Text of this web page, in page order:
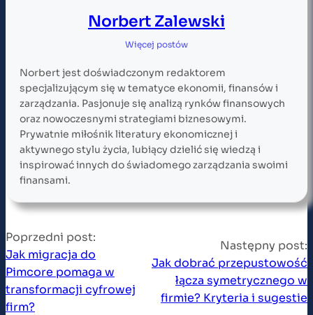
Norbert Zalewski
Więcej postów
Norbert jest doświadczonym redaktorem
specjalizującym się w tematyce ekonomii, finansów i
zarządzania. Pasjonuje się analizą rynków finansowych
oraz nowoczesnymi strategiami biznesowymi.
Prywatnie miłośnik literatury ekonomicznej i
aktywnego stylu życia, lubiący dzielić się wiedzą i
inspirować innych do świadomego zarządzania swoimi
finansami.
Poprzedni post:
Jak migracja do
Pimcore pomaga w
transformacji cyfrowej
firm?
Następny post:
Jak dobrać przepustowość
łącza symetrycznego w
firmie? Kryteria i sugestie